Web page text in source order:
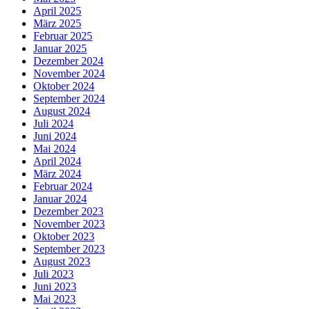
April 2025
März 2025
Februar 2025
Januar 2025
Dezember 2024
November 2024
Oktober 2024
September 2024
August 2024
Juli 2024
Juni 2024
Mai 2024
April 2024
März 2024
Februar 2024
Januar 2024
Dezember 2023
November 2023
Oktober 2023
September 2023
August 2023
Juli 2023
Juni 2023
Mai 2023